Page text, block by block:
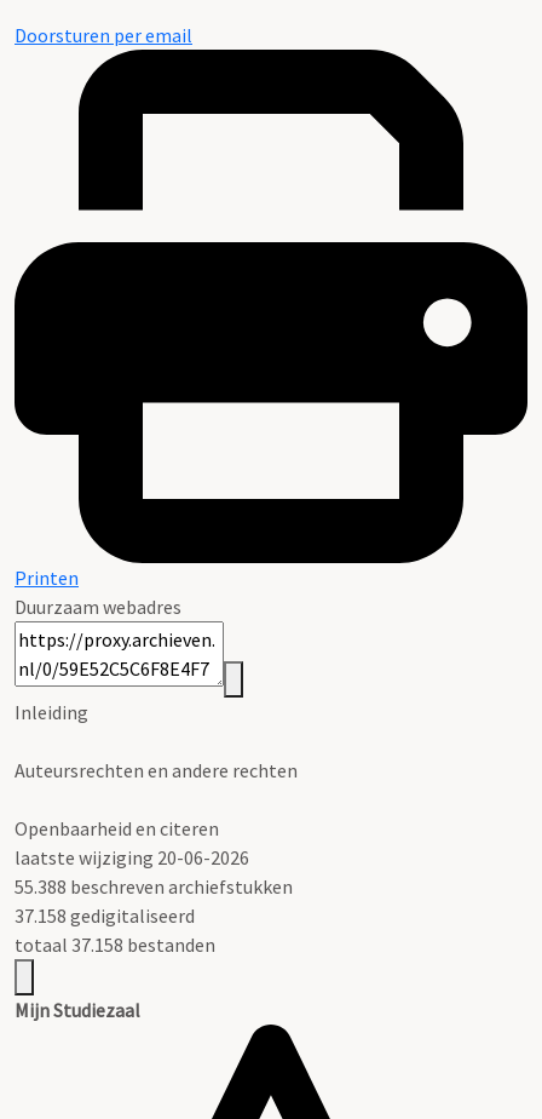
Doorsturen per email
Printen
Duurzaam webadres
Inleiding
Auteursrechten en andere rechten
Openbaarheid en citeren
laatste wijziging 20-06-2026
55.388 beschreven archiefstukken
37.158 gedigitaliseerd
totaal 37.158 bestanden
Mijn Studiezaal